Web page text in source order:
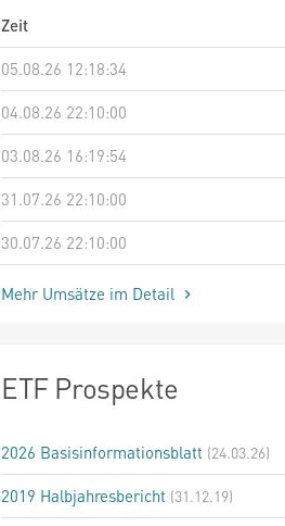
Zeit
05.08.26 12:18:34
04.08.26 22:10:00
03.08.26 16:19:54
31.07.26 22:10:00
30.07.26 22:10:00
Mehr Umsätze im Detail
ETF Prospekte
2026 Basisinformationsblatt (24.03.26)
2019 Halbjahresbericht (31.12.19)